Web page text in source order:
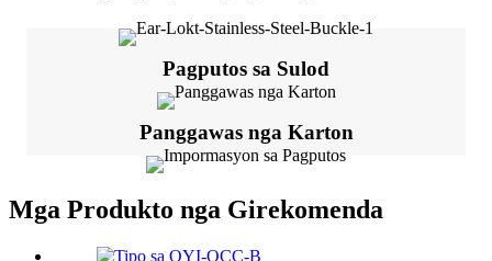
Pagputos sa Sulod
Panggawas nga Karton
Mga Produkto nga Girekomenda